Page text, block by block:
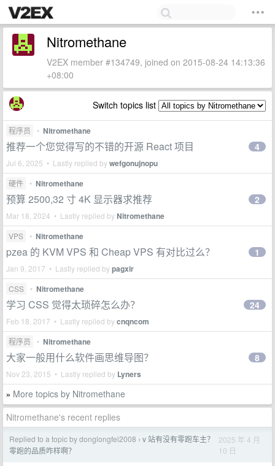
Nitromethane
V2EX member #134749, joined on 2015-08-24 14:13:36
+08:00
Switch topics list
程序员 • Nitromethane
推荐一个您觉得写的不错的开源 React 项目
Jul 6, 2025 • Lastly replied bywefgonujnopu
4
硬件 • Nitromethane
预算 2500,32 寸 4K 显示器求推荐
Mar 18, 2024 • Lastly replied byNitromethane
2
VPS • Nitromethane
pzea 的 KVM VPS 和 Cheap VPS 有对比过么？
Jan 9, 2017 • Lastly replied bypagxir
1
CSS • Nitromethane
学习 CSS 觉得太琐碎怎么办？
Feb 18, 2017 • Lastly replied bycnqncom
24
程序员 • Nitromethane
大家一般用什么软件画思维导图？
Nov 23, 2015 • Lastly replied by Lyners
8
» More topics by Nitromethane
Nitromethane's recent replies
Replied to a topic by donglongfei2008 › v 站有没有零跑车主？
零跑的品质咋样啊？
2025 年 4 月
10 日